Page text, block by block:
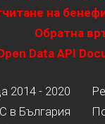
на
Обратна
Data API
2014 - 2020
в България